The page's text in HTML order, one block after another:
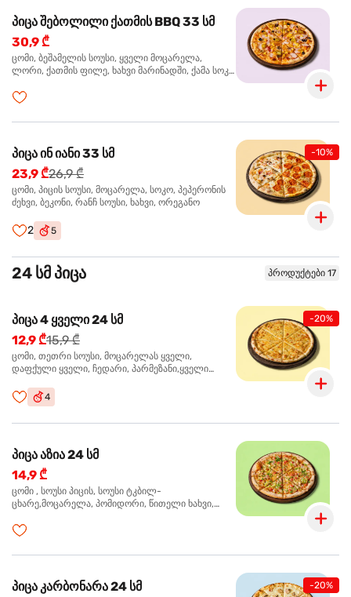
პიცა შებოლილი ქათმის BBQ 33 სმ
30,9 ₾
ცომი, ბეშამელის სოუსი, ყველი მოცარელა,
ლორი, ქათმის ფილე, ხახვი მარინადში, ქამა სოკო
-10%
პიცა ინ იანი 33 სმ
23,9 ₾26,9 ₾
ცომი, პიცის სოუსი, მოცარელა, სოკო, პეპერონის
ძეხვი, ბეკონი, რანჩ სოუსი, ხახვი, ორეგანო
2 5
24 სმ პიცა პროდუქტები 17
-20%
პიცა 4 ყველი 24 სმ
12,9 ₾15,9 ₾
ცომი, თეთრი სოუსი, მოცარელას ყველი,
დაფქული ყველი, ჩედარი, პარმეზანი,ყველი
4
პიცა აზია 24 სმ
14,9 ₾
ცომი , სოუსი პიცის, სოუსი ტკბილ-
ცხარე,მოცარელა, პომიდორი, წითელი ხახვი,
სეზამის მარცვლის ნაზავი, ქინძი, ორეგანო
-20%
პიცა კარბონარა 24 სმ